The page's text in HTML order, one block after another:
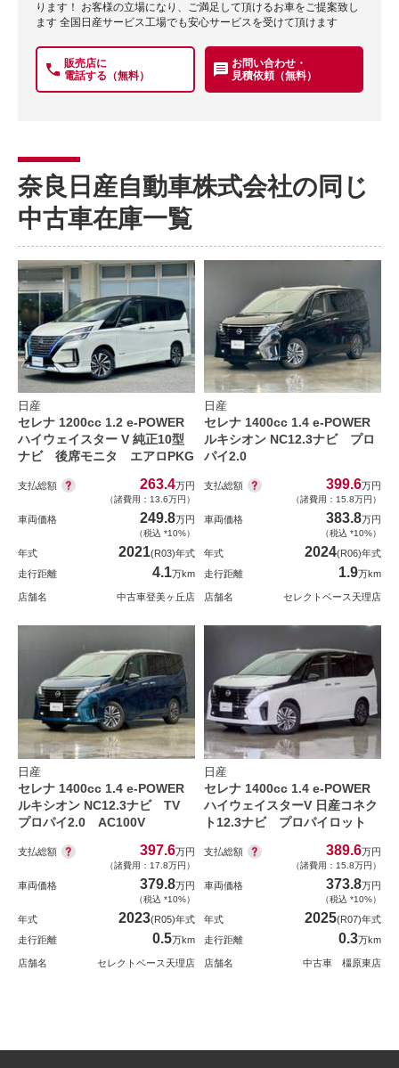
ります！ お客様の立場になり、ご満足して頂けるお車をご提案致し
ます 全国日産サービス工場でも安心サービスを受けて頂けます
販売店に
電話する（無料）
お問い合わせ・
見積依頼（無料）
奈良日産自動車株式会社の同じ
中古車在庫一覧
日産
セレナ 1200cc 1.2 e-POWER
ハイウェイスター V 純正10型
ナビ 後席モニタ エアロPKG
支払総額 263.4万円
（諸費用：13.6万円）
車両価格 249.8万円
（税込 *10%）
年式 2021(R03)年式
走行距離
4.1万km
店舗名 中古車登美ヶ丘店
日産
セレナ 1400cc 1.4 e-POWER
ルキシオン NC12.3ナビ プロ
パイ2.0
支払総額 399.6万円
（諸費用：15.8万円）
車両価格 383.8万円
（税込 *10%）
年式 2024(R06)年式
走行距離
1.9万km
店舗名 セレクトベース天理店
日産
セレナ 1400cc 1.4 e-POWER
ルキシオン NC12.3ナビ TV
プロパイ2.0 AC100V
支払総額 397.6万円
（諸費用：17.8万円）
車両価格 379.8万円
（税込 *10%）
年式 2023(R05)年式
走行距離
0.5万km
店舗名 セレクトベース天理店
日産
セレナ 1400cc 1.4 e-POWER
ハイウェイスターV 日産コネク
ト12.3ナビ プロパイロット
支払総額 389.6万円
（諸費用：15.8万円）
車両価格 373.8万円
（税込 *10%）
年式 2025(R07)年式
走行距離
0.3万km
店舗名 中古車 橿原東店